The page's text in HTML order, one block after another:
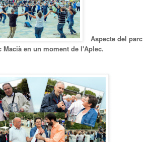
Aspecte del parc
Macià en un moment de l'Aplec.